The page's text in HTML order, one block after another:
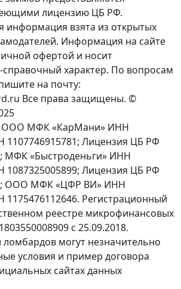
лицензию ЦБ РФ.
информация взята из открытых
Информация на сайте
офертой и носит
характер. По вопросам
на почту:
Все права защищены. ©
ООО МФК «КарМани» ИНН
1107746915781; Лицензия ЦБ РФ
МФК «Быстроденьги» ИНН
1087325005899; Лицензия ЦБ РФ
ООО МФК «ЦФР ВИ» ИНН
1175476112646. Регистрационный
реестре микрофинансовых
с 25.09.2018.
ломбардов могут незначительно
условия и пример договора
сайтах данных